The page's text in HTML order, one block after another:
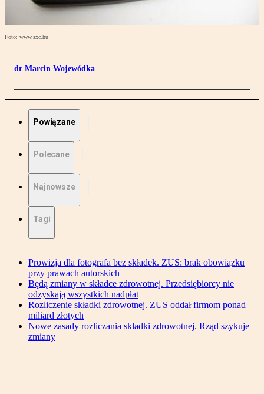
Foto: www.sxc.hu
dr Marcin Wojewódka
Powiązane
Polecane
Najnowsze
Tagi
Prowizja dla fotografa bez składek. ZUS: brak obowiązku
przy prawach autorskich
Będą zmiany w składce zdrowotnej. Przedsiębiorcy nie
odzyskają wszystkich nadpłat
Rozliczenie składki zdrowotnej. ZUS oddał firmom ponad
miliard złotych
Nowe zasady rozliczania składki zdrowotnej. Rząd szykuje
zmiany